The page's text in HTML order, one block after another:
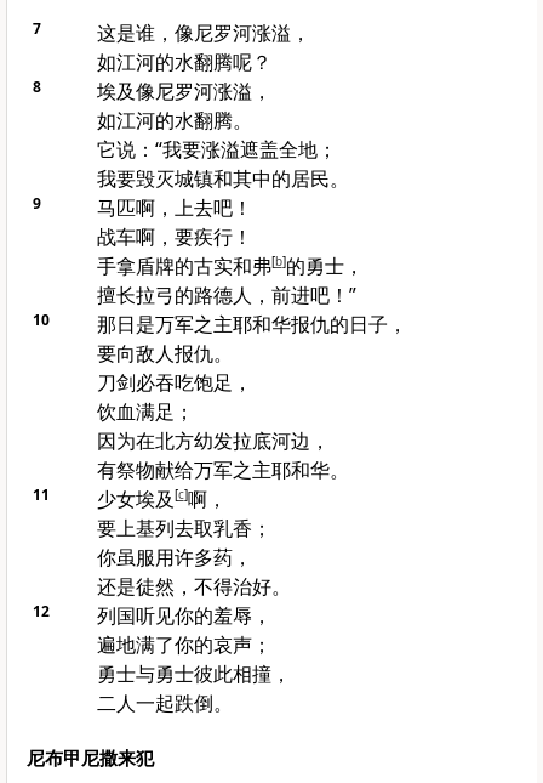
7 这是谁，像尼罗河涨溢，
如江河的水翻腾呢？
8 埃及像尼罗河涨溢，
如江河的水翻腾。
它说：“我要涨溢遮盖全地；
我要毁灭城镇和其中的居民。
9
马匹啊，上去吧！
战车啊，要疾行！
手拿盾牌的古实和弗[b]的勇士，
擅长拉弓的路德人，前进吧！”
10
那日是万军之主耶和华报仇的日子，
要向敌人报仇。
刀剑必吞吃饱足，
饮血满足；
因为在北方幼发拉底河边，
有祭物献给万军之主耶和华。
11 少女埃及 [c]啊，
要上基列去取乳香；
你虽服用许多药，
还是徒然，不得治好。
12
列国听见你的羞辱，
遍地满了你的哀声；
勇士与勇士彼此相撞，
二人一起跌倒。
尼布甲尼撒来犯